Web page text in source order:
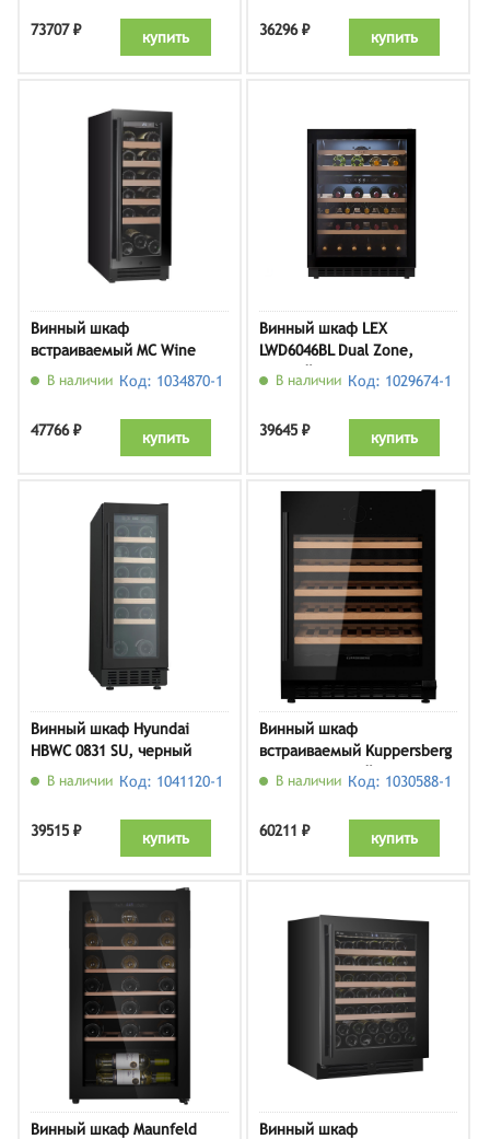
73707 ₽ купить 36296 ₽ купить
Винный шкаф
встраиваемый MC Wine
W20ВВ наличии Код: 1034870-1
47766 ₽ купить
Винный шкаф LEX
LWD6046BL Dual Zone,
черный
В наличии Код: 1029674-1
39645 ₽ купить
Винный шкаф Hyundai
HBWC 0831 SU, черный
В наличии Код: 1041120-1
39515 ₽ купить
Винный шкаф
встраиваемый Kuppersberg
RBW 85, черный
В наличии Код: 1030588-1
60211 ₽ купить
Винный шкаф Maunfeld
Винный шкаф